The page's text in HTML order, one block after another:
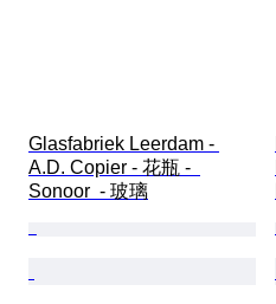
Glasfabriek Leerdam -
A.D. Copier - 花瓶 -
Sonoor  - 玻璃